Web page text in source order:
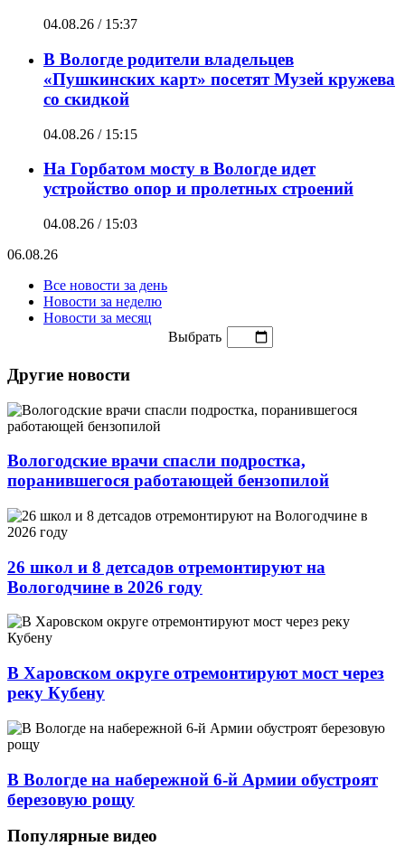
04.08.26 / 15:37
В Вологде родители владельцев
«Пушкинских карт» посетят Музей кружева
со скидкой
04.08.26 / 15:15
На Горбатом мосту в Вологде идет
устройство опор и пролетных строений
04.08.26 / 15:03
06.08.26
Все новости за день
Новости за неделю
Новости за месяц
Выбрать
Другие новости
Вологодские врачи спасли подростка,
поранившегося работающей бензопилой
26 школ и 8 детсадов отремонтируют на
Вологодчине в 2026 году
В Харовском округе отремонтируют мост через
реку Кубену
В Вологде на набережной 6-й Армии обустроят
березовую рощу
Популярные видео